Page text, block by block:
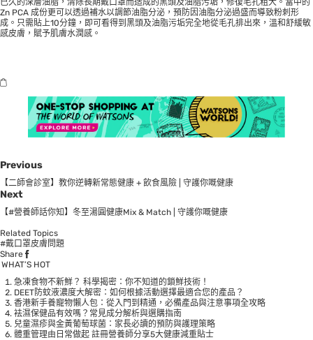
Zn PCA 成份更可以透過補水以調節油脂分泌，預防因油脂分泌過盛而導致粉刺形
成。只需貼上10分鐘，即可看得到黑頭及油脂污垢完全地從毛孔排出來，溫和舒緩敏
感皮膚，賦予肌膚水潤感。
Previous
【二師會診室】教你逆轉新常態健康 + 飲食風險 | 守護你嘅健康
Next
【#營養師話你知】冬至湯圓健康Mix & Match | 守護你嘅健康
Related Topics
#戴口罩皮膚問題
Share
WHAT’S HOT
急凍食物不新鮮？ 科學揭密：你不知道的鎖鮮技術！
DEET防蚊液濃度大解密：如何根據活動選擇最適合您的產品？
香港新手養寵物懶人包：從入門到精通，必備產品與注意事項全攻略
袪濕保健品有效嗎？常見成分解析與選購指南
兒童濕疹與金黃葡萄球菌：家長必讀的預防與護理策略
體重管理由日常做起 註冊營養師分享5大健康減重貼士